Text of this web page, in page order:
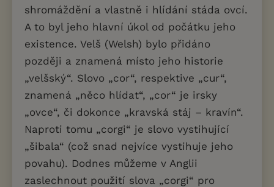
shromáždění a vlastně i hlídání stáda ovcí.
A to byl jeho hlavní úkol od počátku jeho
existence. Velš (Welsh) bylo přidáno
později a znamená místo jeho historie
„velšský“. Slovo „cor“, respektive „cur“,
znamená „něco hlídat“, „cor“ je irsky
„ovce“, či dokonce „kravská stáj – kravín“.
Naproti tomu „corgi“ je slovo vystihující
„šibala“ (což snad nejvíce vystihuje jeho
povahu). Dodnes můžeme v Anglii
zaslechnout použití slova „corgi“ pro